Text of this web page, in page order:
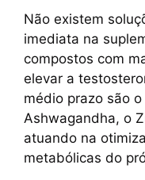
Não existem
imediata na
compostos com
elevar a
médio prazo são
Ashwagandha, o
atuando na
metabólicas do